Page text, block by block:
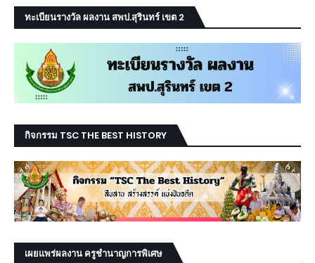
ทะเบียนรางวัล ผลงาน สพป.สุรินทร์ เขต 2
กิจกรรม TSC THE BEST HISTORY
เผยแพร่ผลงาน ครูชำนาญการพิเศษ